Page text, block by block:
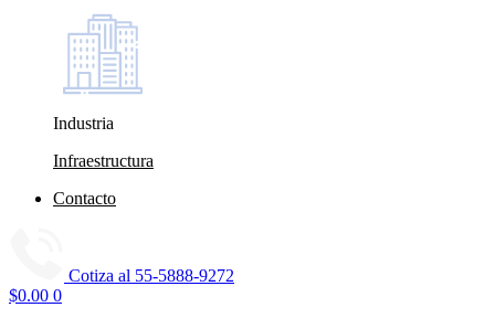
Industria
Infraestructura
Contacto
Cotiza al 55-5888-9272
$0.00 0